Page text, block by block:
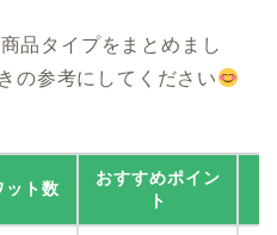
品タイプをまとめまし
の参考にしてください
ット数
おすすめポイン
ト